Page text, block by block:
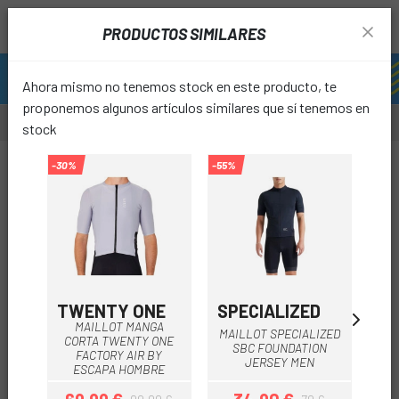
PRODUCTOS SIMILARES
Ahora mismo no tenemos stock en este producto, te
proponemos algunos artículos similares que sí tenemos en
stock
-30%
TWENTY ONE
MAILLOT MANGA
CORTA TWENTY ONE
FACTORY AIR BY
ESCAPA HOMBRE
-55%
SPECIALIZED
MAILLOT SPECIALIZED
SBC FOUNDATION
JERSEY MEN